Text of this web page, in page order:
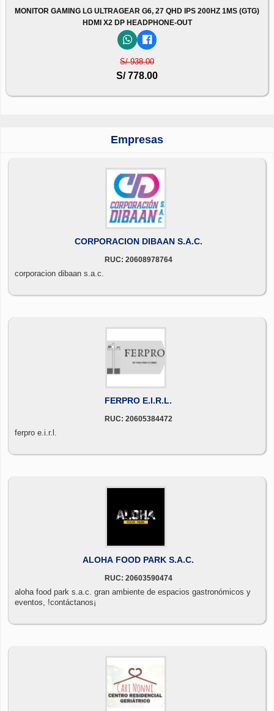
MONITOR GAMING LG ULTRAGEAR G6, 27 QHD IPS 200HZ 1MS (GTG)
HDMI X2 DP HEADPHONE-OUT
S/ 938.00
S/ 778.00
Empresas
CORPORACION DIBAAN S.A.C.
RUC: 20608978764
corporacion dibaan s.a.c.
FERPRO E.I.R.L.
RUC: 20605384472
ferpro e.i.r.l.
ALOHA FOOD PARK S.A.C.
RUC: 20603590474
aloha food park s.a.c. gran ambiente de espacios gastronómicos y
eventos, !contáctanos¡